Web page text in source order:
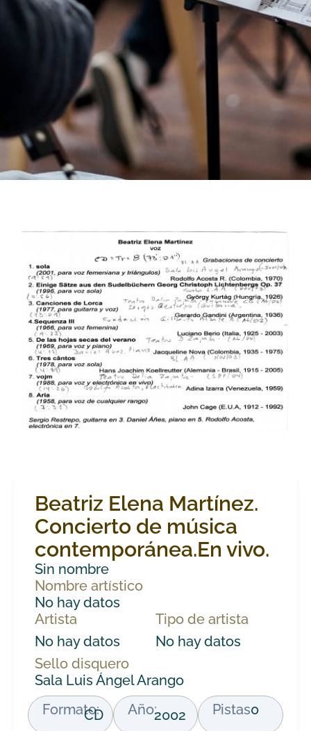
Beatriz Elena Martínez.
Concierto de música
contemporánea.En vivo.
Sin nombre
Nombre artístico
No hay datos
Artista
No hay datos
Tipo de artista
No hay datos
Sello disquero
Sala Luis Ángel Arango
Formato:
CD Año:2002 Pistas0